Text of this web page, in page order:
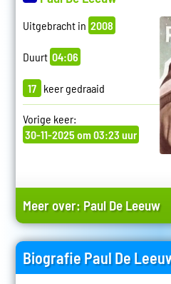
Uitgebracht in 2008
Duurt 04:06
17 keer gedraaid
Vorige keer:
30-11-2025 om 03:23 uur
Meer over: Paul De Leeuw
Biografie Paul De